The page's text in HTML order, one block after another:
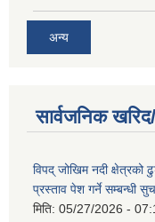
अन्य
सार्वजनिक
विपद् जोखिम नदी क्षेत्रको
प्रस्ताव पेश गर्ने सम्बन्धी
मिति: 05/27/2026 -